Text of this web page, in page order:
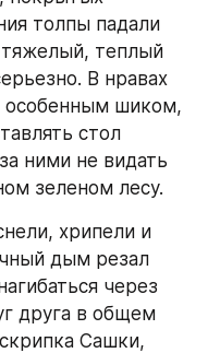
толпы падали
тяжелый, теплый
В нравах
особенным шиком,
стол
ними не видать
зеленом лесу.
хрипели и
дым резал
через
друга в общем
Сашки,